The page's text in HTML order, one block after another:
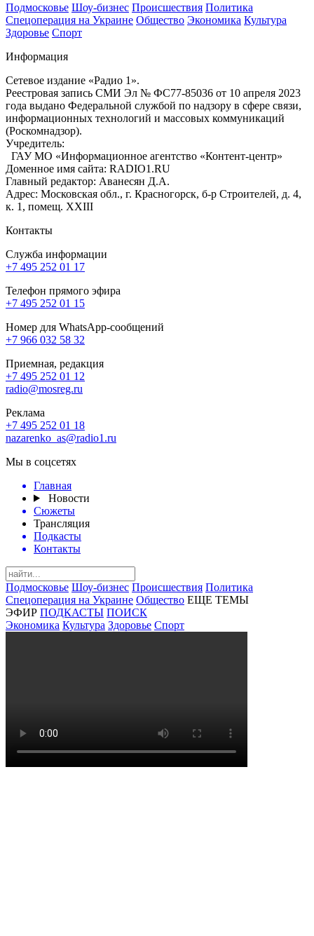
Подмосковье Шоу-бизнес Происшествия Политика
Спецоперация на Украине Общество Экономика Культура
Здоровье Спорт
Информация
Сетевое издание «Радио 1».
Реестровая запись СМИ Эл № ФС77-85036 от 10 апреля 2023
года выдано Федеральной службой по надзору в сфере связи,
информационных технологий и массовых коммуникаций
(Роскомнадзор).
Учредитель:
ГАУ МО «Информационное агентство «Контент-центр»
Доменное имя сайта: RADIO1.RU
Главный редактор: Аванесян Д.А.
Адрес: Московская обл., г. Красногорск, б-р Строителей, д. 4,
к. 1, помещ. XXIII
Контакты
Служба информации
+7 495 252 01 17
Телефон прямого эфира
+7 495 252 01 15
Номер для WhatsApp-сообщений
+7 966 032 58 32
Приемная, редакция
+7 495 252 01 12
radio@mosreg.ru
Реклама
+7 495 252 01 18
nazarenko_as@radio1.ru
Мы в соцсетях
Главная
Новости
Сюжеты
Трансляция
Подкасты
Контакты
Подмосковье Шоу-бизнес Происшествия Политика
Спецоперация на Украине Общество ЕЩЕ ТЕМЫ
ЭФИР ПОДКАСТЫ ПОИСК
Экономика Культура Здоровье Спорт